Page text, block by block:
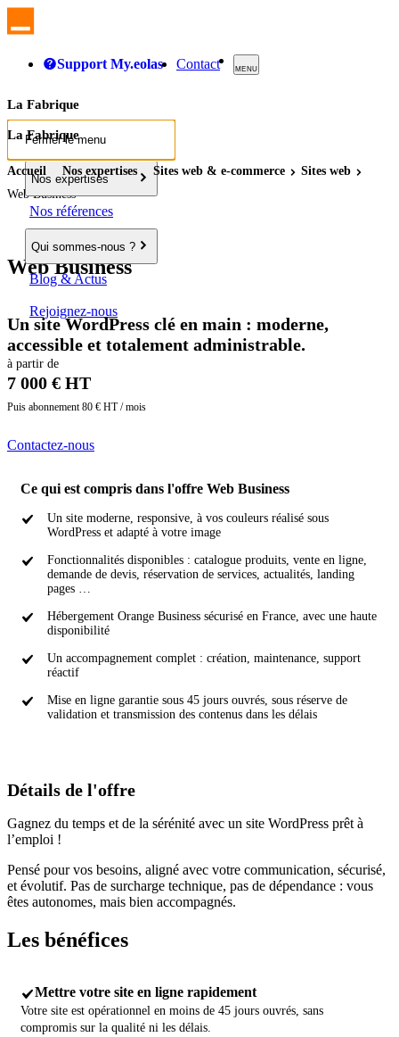
Support My.eolas Contact MENU
La Fabrique
Fermer le menu
Nos expertises
Nos références
Qui sommes-nous ?
Blog & Actus
Rejoignez-nous
La Fabrique
Accueil Nos expertises Sites web & e-commerce Sites web
Web Business
Web Business
Un site WordPress clé en main : moderne,
accessible et totalement administrable.
à partir de
7 000 € HT
Puis abonnement 80 € HT / mois
Contactez-nous
Ce qui est compris dans l'offre Web Business
Un site moderne, responsive, à vos couleurs réalisé sous
WordPress et adapté à votre image
Fonctionnalités disponibles : catalogue produits, vente en ligne,
demande de devis, réservation de services, actualités, landing
pages …
Hébergement Orange Business sécurisé en France, avec une haute
disponibilité
Un accompagnement complet : création, maintenance, support
réactif
Mise en ligne garantie sous 45 jours ouvrés, sous réserve de
validation et transmission des contenus dans les délais
Détails de l'offre
Gagnez du temps et de la sérénité avec un site WordPress prêt à
l’emploi !
Pensé pour vos besoins, aligné avec votre communication, sécurisé,
et évolutif. Pas de surcharge technique, pas de dépendance : vous
êtes autonomes, mais bien accompagnés.
Les bénéfices
Mettre votre site en ligne rapidement
Votre site est opérationnel en moins de 45 jours ouvrés, sans
compromis sur la qualité ni les délais.